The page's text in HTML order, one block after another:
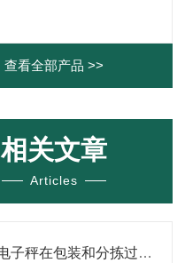
查看全部产品 >>
相关文章
Articles
接PLC电子秤在包装和分拣过程中的作用